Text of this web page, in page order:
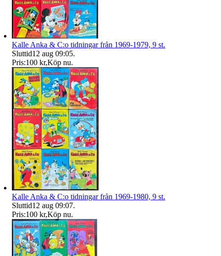
Kalle Anka & C:o tidningar från 1969-1979, 9 st.
Sluttid12 aug 09:05.
Pris:100 kr,Köp nu.
Kalle Anka & C:o tidningar från 1969-1980, 9 st.
Sluttid12 aug 09:07.
Pris:100 kr,Köp nu.